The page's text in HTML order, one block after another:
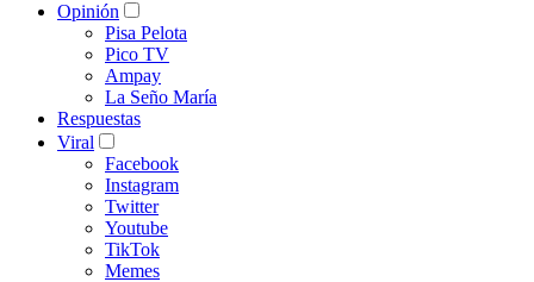
Opinión
Pisa Pelota
Pico TV
Ampay
La Seño María
Respuestas
Viral
Facebook
Instagram
Twitter
Youtube
TikTok
Memes